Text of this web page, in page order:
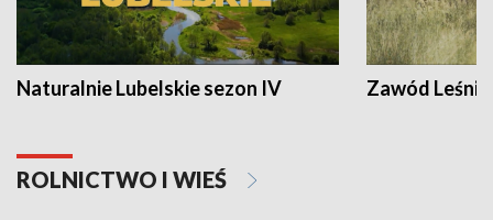
Naturalnie Lubelskie sezon IV Zawód Leśnik
ROLNICTWO I WIEŚ